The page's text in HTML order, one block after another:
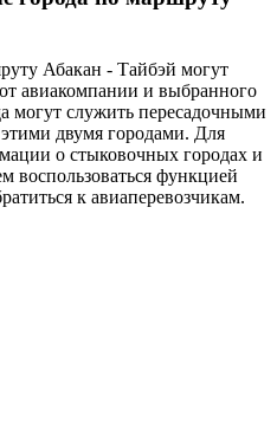
Абакан - Тайбэй могут
авиакомпании и выбранного
могут служить пересадочными
двумя городами. Для
о стыковочных городах и
воспользоваться функцией
к авиаперевозчикам.